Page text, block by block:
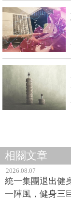
相關文章
2026.08.07
統一集團退出健
一陣風，健身三